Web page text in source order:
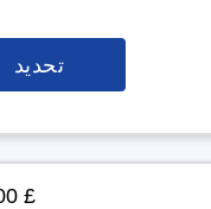
تحديد
£ 130.00